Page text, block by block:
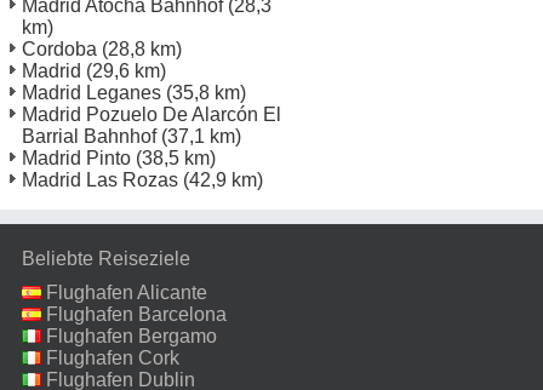
Madrid Atocha Bahnhof(28,3
km)
Cordoba (28,8 km)
Madrid (29,6 km)
Madrid Leganes (35,8 km)
Madrid Pozuelo De Alarcón El
Barrial Bahnhof(37,1 km)
Madrid Pinto (38,5 km)
Madrid Las Rozas (42,9 km)
Beliebte Reiseziele
Flughafen Alicante
Flughafen Barcelona
Flughafen Bergamo
Flughafen Cork
Flughafen Dublin